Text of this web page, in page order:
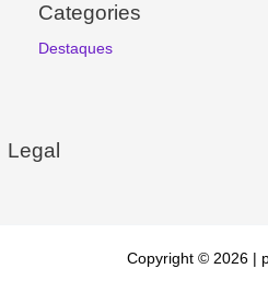
Categories
Destaques
Legal
Copyright © 2026 |